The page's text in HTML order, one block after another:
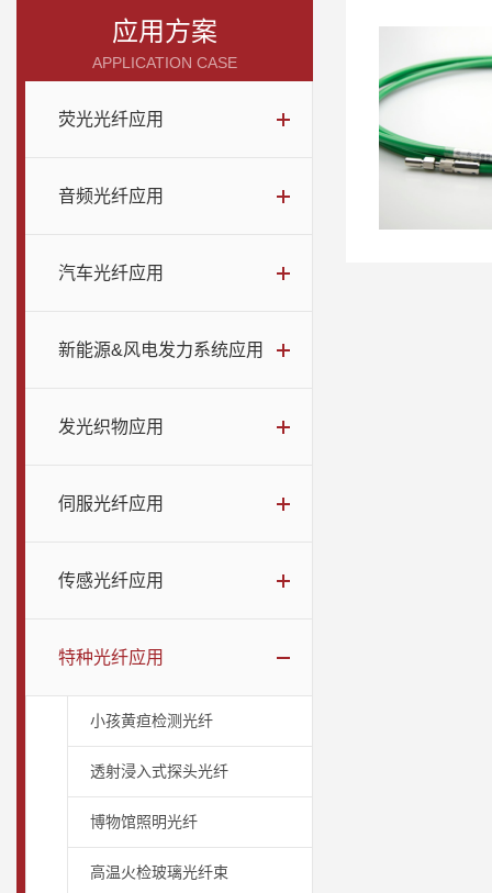
应用方案
APPLICATION CASE
荧光光纤应用
音频光纤应用
汽车光纤应用
新能源&风电发力系统应用
发光织物应用
伺服光纤应用
传感光纤应用
特种光纤应用
小孩黄疸检测光纤
透射浸入式探头光纤
博物馆照明光纤
高温火检玻璃光纤束